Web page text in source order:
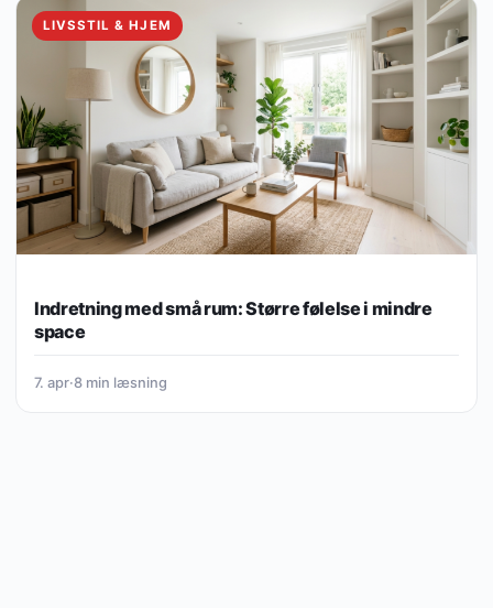
LIVSSTIL & HJEM
Indretning med små rum: Større følelse i mindre
space
7. apr·8 min læsning